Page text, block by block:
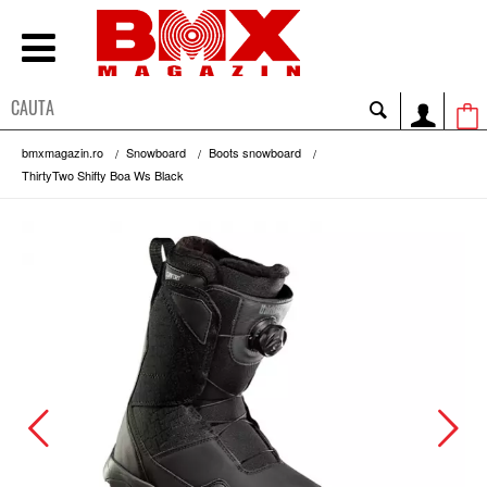
bmxmagazin.ro Snowboard
Boots snowboard
ThirtyTwo Shifty Boa Ws Black